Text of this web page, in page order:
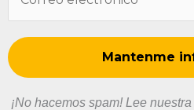
¡No hacemos spam! Lee nuestra